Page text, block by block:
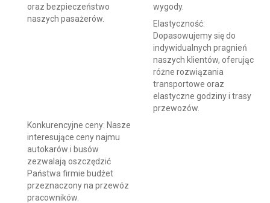
oraz bezpieczeństwo
naszych pasażerów.
wygody.
Elastyczność:
Dopasowujemy się do
indywidualnych pragnień
naszych klientów, oferując
różne rozwiązania
transportowe oraz
elastyczne godziny i trasy
przewozów.
Konkurencyjne ceny: Nasze
interesujące ceny najmu
autokarów i busów
zezwalają oszczędzić
Państwa firmie budżet
przeznaczony na przewóz
pracowników.